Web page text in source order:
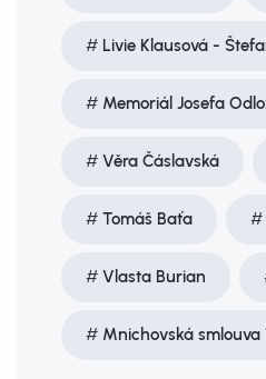
Livie Klausová -
Memoriál Josefa
Věra Čáslavská
Tomáš Baťa
Vlasta Burian
Mnichovská smlouva